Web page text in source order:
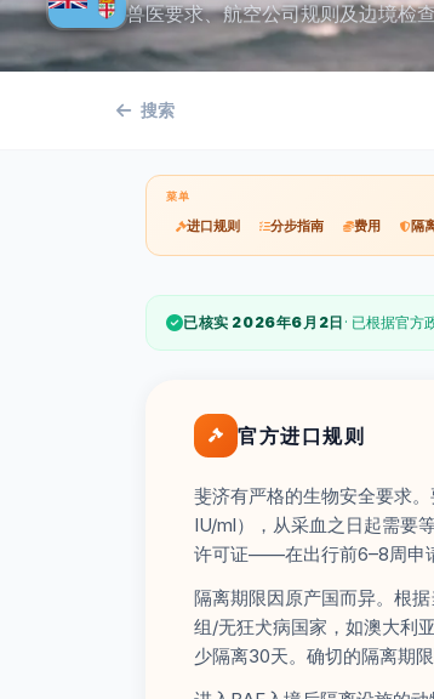
兽医要求、航空公司规则及边境检
搜索
菜单
进口规则 分步指南 费用 隔
已核实 2026年6月2日 · 已根据官方
官方进口规则
斐济有严格的生物安全要求
IU/ml），从采血之日起需要
许可证——在出行前6–8周申
隔离期限因原产国而异。根
组/无狂犬病国家，如澳大利
少隔离30天。确切的隔离期